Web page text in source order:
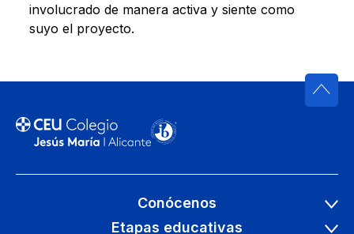
involucrado de manera activa y siente como
suyo el proyecto.
Conócenos
Etapas educativas